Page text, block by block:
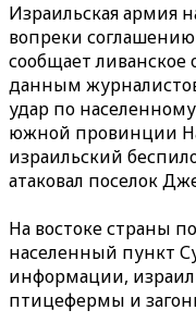
Израильская армия
вопреки
сообщает ливанское
данным
удар по
южной провинции
израильский
атаковал поселок
На востоке страны
населенный пункт
информации,
птицефермы и